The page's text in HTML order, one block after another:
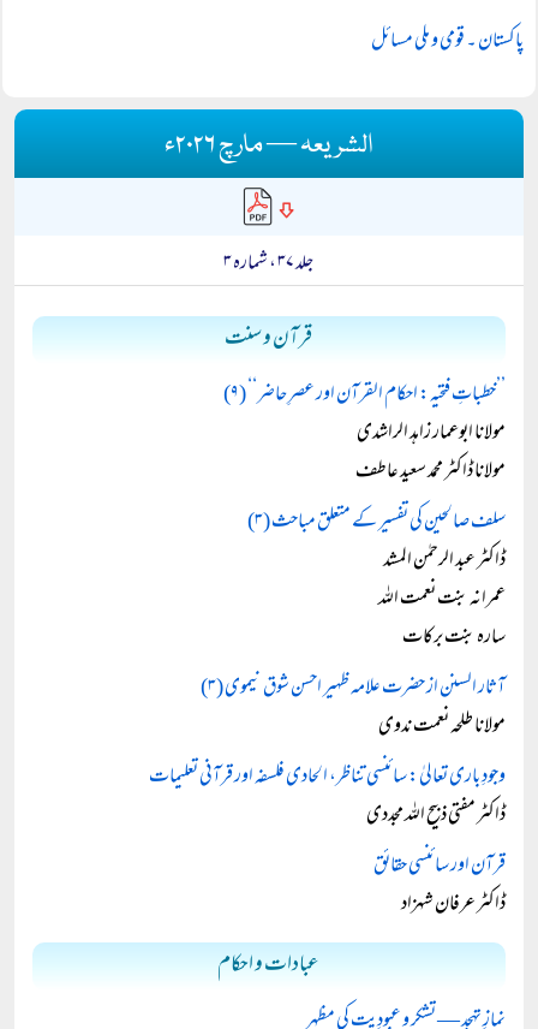
پاکستان ۔ قومی و ملی مسائل
الشریعہ — مارچ ۲۰۲۶ء
جلد ۳۷ ، شمارہ ۳
قرآن و سنت
’’خطباتِ فتحیہ: احکام القرآن اور عصرِ حاضر‘‘ (۹)
مولانا ابوعمار زاہد الراشدی
مولانا ڈاکٹر محمد سعید عاطف
سلف صالحین کی تفسیر کے متعلق مباحث (۳)
ڈاکٹر عبد الرحمٰن المشد
عمرانہ بنت نعمت اللہ
سارہ بنت برکات
آثار السنن از حضرت علامہ ظہیر احسن شوق نیموی (۳)
مولانا طلحہ نعمت ندوی
وجودِ باری تعالیٰ: سائنسی تناظر، الحادی فلسفہ اور قرآنی تعلیمات
ڈاکٹر مفتی ذبیح اللہ مجددی
قرآن اور سائنسی حقائق
ڈاکٹر عرفان شہزاد
عبادات و احکام